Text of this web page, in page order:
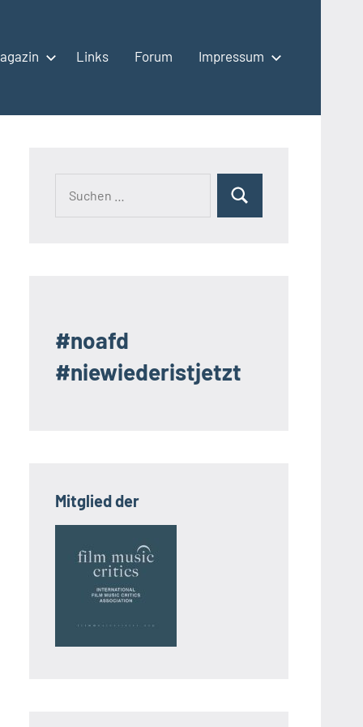
Links Forum Impressum
Suchen
#noafd
#niewiederistjetzt
Mitglied der